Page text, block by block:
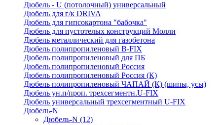
Дюбель - U (потолочный) универсальный
Дюбель для г/к DRIVA
Дюбель для гипсокартона "бабочка"
Дюбель для пустотелых конструкций Молли
Дюбель металлический для газобетона
Дюбель полипропиленовый В-FIX
Дюбель полипропиленовый для ПБ
Дюбель полипропиленовый Россия
Дюбель полипропиленовый Россия (К)
Дюбель полипропиленовый ЧАПАЙ (К) (шипы, усы)
Дюбель ун.п/проп. трехсегментн.U-FIX
Дюбель универсальный трехсегментный U-FIX
Дюбель-N
Дюбель-N (12)